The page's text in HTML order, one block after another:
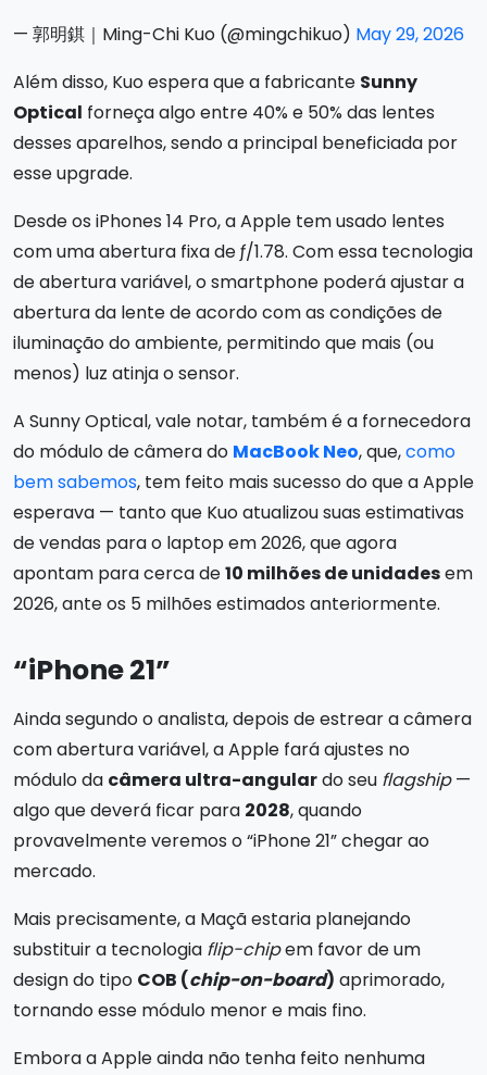
— 郭明錤｜Ming-Chi Kuo (@mingchikuo) May 29, 2026
Além disso, Kuo espera que a fabricante Sunny
Optical forneça algo entre 40% e 50% das lentes
desses aparelhos, sendo a principal beneficiada por
esse upgrade.
Desde os iPhones 14 Pro, a Apple tem usado lentes
com uma abertura fixa de ƒ/1.78. Com essa tecnologia
de abertura variável, o smartphone poderá ajustar a
abertura da lente de acordo com as condições de
iluminação do ambiente, permitindo que mais (ou
menos) luz atinja o sensor.
A Sunny Optical, vale notar, também é a fornecedora
do módulo de câmera do MacBook Neo, que,como
bem sabemos, tem feito mais sucesso do que a Apple
esperava — tanto que Kuo atualizou suas estimativas
de vendas para o laptop em 2026, que agora
apontam para cerca de10 milhões de unidadesem
2026, ante os 5 milhões estimados anteriormente.
“iPhone 21”
Ainda segundo o analista, depois de estrear a câmera
com abertura variável, a Apple fará ajustes no
módulo da câmera ultra-angulardo seu flagship—
algo que deverá ficar para 2028, quando
provavelmente veremos o “iPhone 21” chegar ao
mercado.
Mais precisamente, a Maçã estaria planejando
substituir a tecnologia flip-chipem favor de um
design do tipo COB (chip-on-board) aprimorado,
tornando esse módulo menor e mais fino.
Embora a Apple ainda não tenha feito nenhuma